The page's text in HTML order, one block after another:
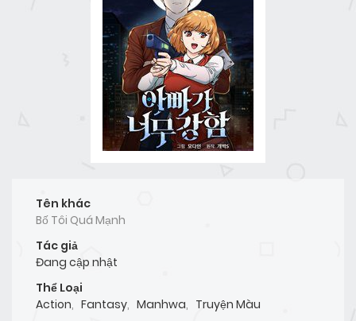
Tên khác
Bố Tôi Quá Mạnh
Tác giả
Đang cập nhật
Thể Loại
Action, Fantasy, Manhwa, Truyện Màu